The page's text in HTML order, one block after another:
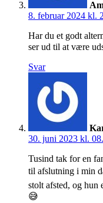
8. februar 2024 kl.
Har du et godt
ser ud til at være
Svar
30. juni 2023 kl.
Tusind tak for en
til afslutning i min
stolt afsted, og hun
😅